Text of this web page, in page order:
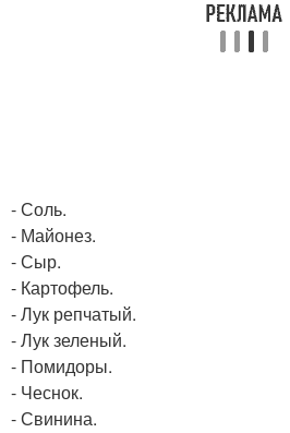
- Соль.
- Майонез.
- Сыр.
- Картофель.
- Лук репчатый.
- Лук зеленый.
- Помидоры.
- Чеснок.
- Свинина.